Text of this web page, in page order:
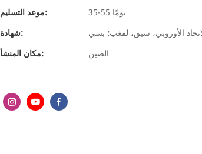
موعد التسليم:
35-55 يومًا
شهادة:
مكان المنشأ:
الصين